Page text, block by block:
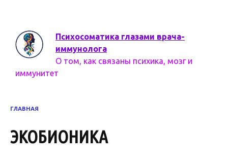
Психосоматика глазами врача-
иммунолога
О том, как связаны психика, мозг и
иммунитет
ГЛАВНАЯ
ЭКОБИОНИКА